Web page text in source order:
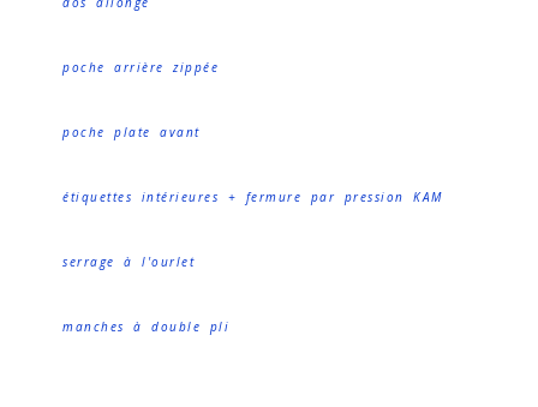
poche arrière zippée
poche plate avant
étiquettes intérieures + fermure par pression KAM
serrage à l'ourlet
manches à double pli